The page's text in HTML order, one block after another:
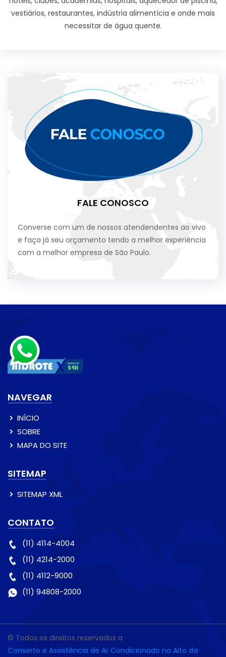
vestiários, restaurantes, indústria alimentícia e onde mais
necessitar de água quente.
FALE CONOSCO
Converse com um de nossos atendendentes ao vivo
e faça já seu orçamento tendo a melhor experiência
com a melhor empresa de São Paulo.
NAVEGAR
INÍCIO
SOBRE
MAPA DO SITE
SITEMAP
SITEMAP XML
CONTATO
(11) 4114-4004
(11) 4214-2000
(11) 4112-9000
(11) 94808-2000
© Todos os direitos reservados a
Conserto e Assistência de Ar Condicionado na Alto da